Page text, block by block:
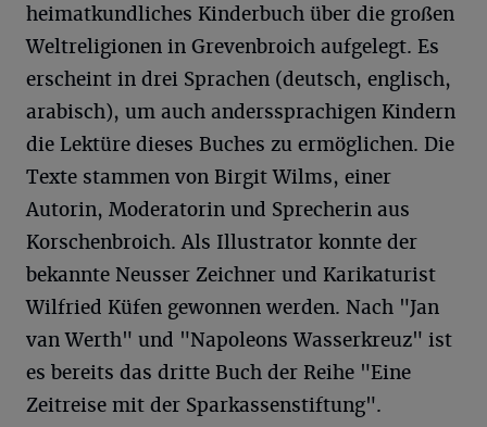
heimatkundliches Kinderbuch über die großen
Weltreligionen in Grevenbroich aufgelegt. Es
erscheint in drei Sprachen (deutsch, englisch,
arabisch), um auch anderssprachigen Kindern
die Lektüre dieses Buches zu ermöglichen. Die
Texte stammen von Birgit Wilms, einer
Autorin, Moderatorin und Sprecherin aus
Korschenbroich. Als Illustrator konnte der
bekannte Neusser Zeichner und Karikaturist
Wilfried Küfen gewonnen werden. Nach "Jan
van Werth" und "Napoleons Wasserkreuz" ist
es bereits das dritte Buch der Reihe "Eine
Zeitreise mit der Sparkassenstiftung".